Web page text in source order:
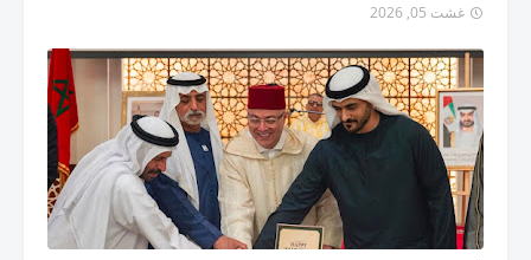
غشت 05, 2026